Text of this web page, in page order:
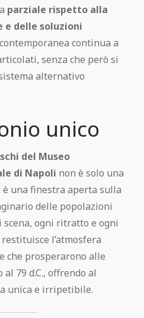
parziale rispetto alla
delle soluzioni
continua a
senza che però si
alternativo
unico
del Museo
di Napoli non è solo una
è una finestra aperta sulla
delle popolazioni
scena, ogni ritratto e ogni
l’atmosfera
che prosperarono alle
79 d.C., offrendo al
unica e irripetibile.